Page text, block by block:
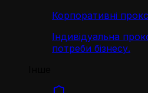
Корпоративні
Індивідуальна
потреби бізнесу.